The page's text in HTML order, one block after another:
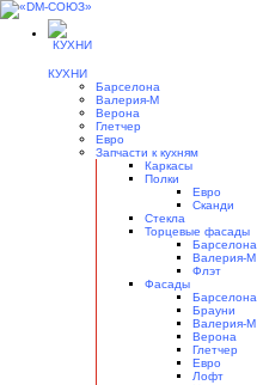
КУХНИ
Барселона
Валерия-М
Верона
Глетчер
Евро
Запчасти к кухням
Каркасы
Полки
Евро
Сканди
Стекла
Торцевые фасады
Барселона
Валерия-М
Флэт
Фасады
Барселона
Брауни
Валерия-М
Верона
Глетчер
Евро
Лофт